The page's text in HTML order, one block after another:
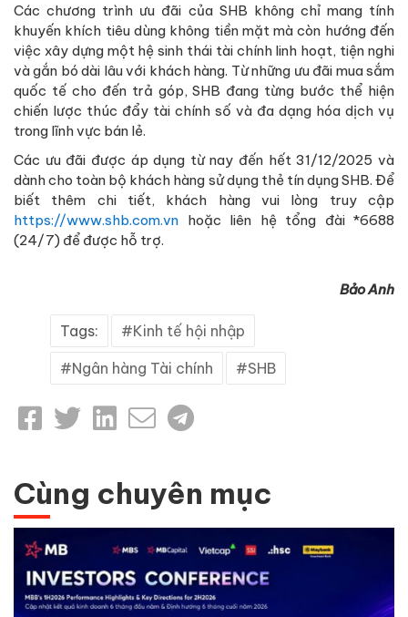
Các chương trình ưu đãi của SHB không chỉ mang tính
khuyến khích tiêu dùng không tiền mặt mà còn hướng đến
việc xây dựng một hệ sinh thái tài chính linh hoạt, tiện nghi
và gắn bó dài lâu với khách hàng. Từ những ưu đãi mua sắm
quốc tế cho đến trả góp, SHB đang từng bước thể hiện
chiến lược thúc đẩy tài chính số và đa dạng hóa dịch vụ
trong lĩnh vực bán lẻ.
Các ưu đãi được áp dụng từ nay đến hết 31/12/2025 và
dành cho toàn bộ khách hàng sử dụng thẻ tín dụng SHB. Để
biết thêm chi tiết, khách hàng vui lòng truy cập
https://www.shb.com.vn hoặc liên hệ tổng đài *6688
(24/7) để được hỗ trợ.
Bảo Anh
Tags: Kinh tế hội nhập
Ngân hàng Tài chính SHB
Cùng chuyên mục